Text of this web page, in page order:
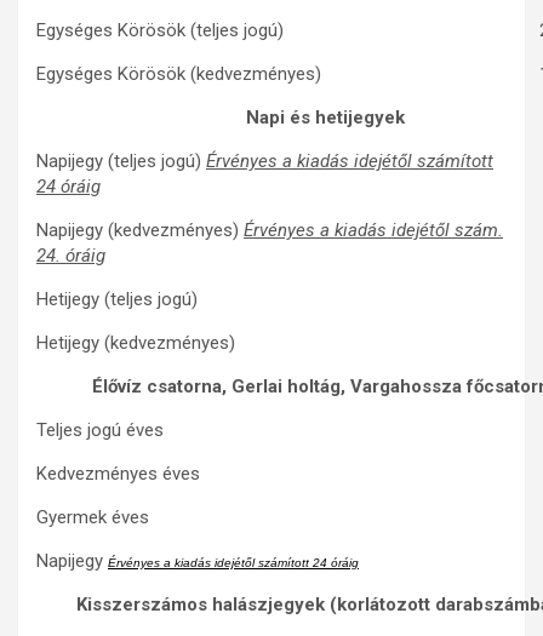
Egységes Körösök (teljes jogú)
Egységes Körösök (kedvezményes)
Napi és hetijegyek
Napijegy (teljes jogú) Érvényes a kiadás idejétől számított
24 óráig
Napijegy (kedvezményes) Érvényes a kiadás idejétől szám.
24. óráig
Hetijegy (teljes jogú)
Hetijegy (kedvezményes)
Élővíz csatorna, Gerlai holtág, Vargahossza
Teljes jogú éves
Kedvezményes éves
Gyermek éves
Napijegy Érvényes a kiadás idejétől számított 24 óráig
Kisszerszámos halászjegyek (korlátozott